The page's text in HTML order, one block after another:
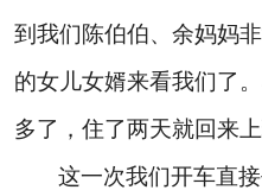
到我们陈伯伯、余妈妈
的女儿女婿来看我们了
多了，住了两天就回来上
这一次我们开车直